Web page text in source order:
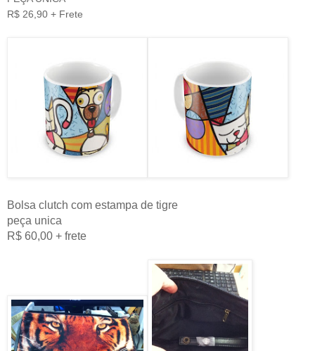
R$ 26,90 + Frete
Bolsa clutch com estampa de tigre
peça unica
R$ 60,00 + frete